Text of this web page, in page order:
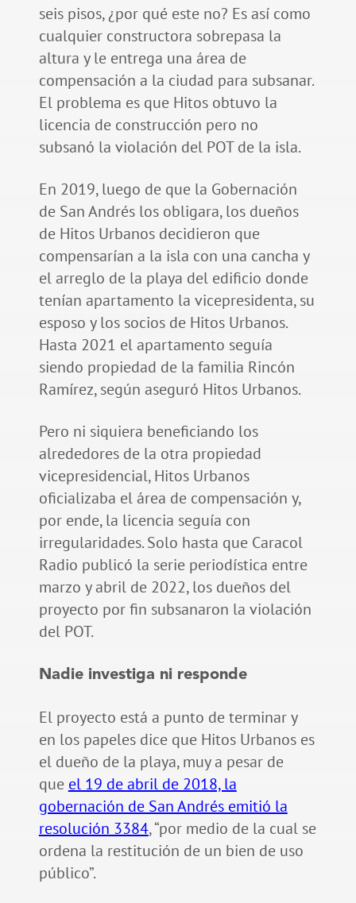
seis pisos, ¿por qué este no? Es así como
cualquier constructora sobrepasa la
altura y le entrega una área de
compensación a la ciudad para subsanar.
El problema es que Hitos obtuvo la
licencia de construcción pero no
subsanó la violación del POT de la isla.
En 2019, luego de que la Gobernación
de San Andrés los obligara, los dueños
de Hitos Urbanos decidieron que
compensarían a la isla con una cancha y
el arreglo de la playa del edificio donde
tenían apartamento la vicepresidenta, su
esposo y los socios de Hitos Urbanos.
Hasta 2021 el apartamento seguía
siendo propiedad de la familia Rincón
Ramírez, según aseguró Hitos Urbanos.
Pero ni siquiera beneficiando los
alrededores de la otra propiedad
vicepresidencial, Hitos Urbanos
oficializaba el área de compensación y,
por ende, la licencia seguía con
irregularidades. Solo hasta que Caracol
Radio publicó la serie periodística entre
marzo y abril de 2022, los dueños del
proyecto por fin subsanaron la violación
del POT.
Nadie investiga ni responde
El proyecto está a punto de terminar y
en los papeles dice que Hitos Urbanos es
el dueño de la playa, muy a pesar de
que el 19 de abril de 2018, la
gobernación de San Andrés emitió la
resolución 3384, “por medio de la cual se
ordena la restitución de un bien de uso
público”.